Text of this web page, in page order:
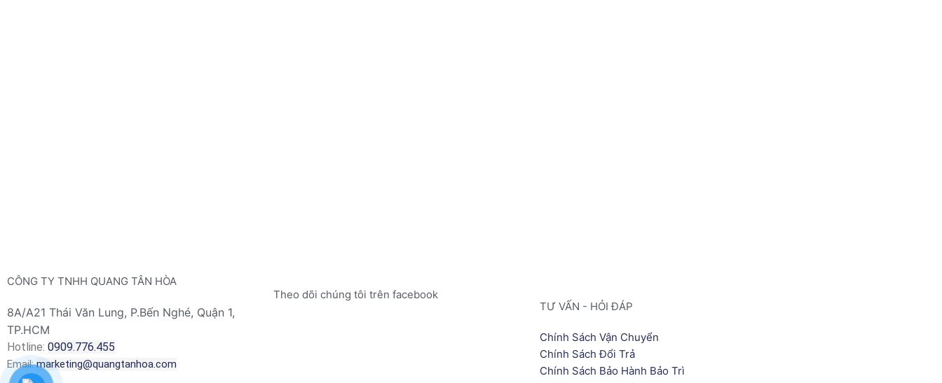
CÔNG TY TNHH QUANG TÂN HÒA
8A/A21 Thái Văn Lung, P.Bến Nghé, Quận 1,
TP.HCM
Hotline: 0909.776.455
Email:marketing@quangtanhoa.com
Theo dõi chúng tôi trên facebook
TƯ VẤN - HỎI ĐÁP
Chính Sách Vận Chuyển
Chính Sách Đổi Trả
Chính Sách Bảo Hành Bảo Trì